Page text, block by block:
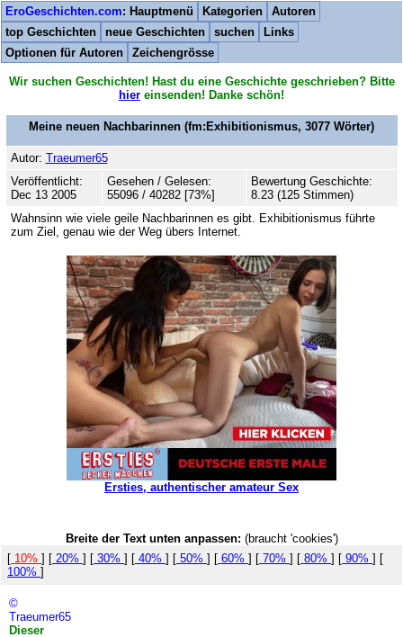
EroGeschichten.com: Hauptmenü Kategorien
Autoren
top Geschichten
neue Geschichten suchen
Links
Optionen für Autoren
Zeichengrösse
Wir suchen Geschichten! Hast du eine Geschichte geschrieben? Bitte
hier einsenden! Danke schön!
Meine neuen Nachbarinnen (fm:Exhibitionismus, 3077 Wörter)
Autor: Traeumer65
Veröffentlicht:
Dec 13 2005
Gesehen / Gelesen:
55096 / 40282 [73%]
Bewertung Geschichte:
8.23 (125 Stimmen)
Wahnsinn wie viele geile Nachbarinnen es gibt. Exhibitionismus führte
zum Ziel, genau wie der Weg übers Internet.
Ersties, authentischer amateur Sex
Breite der Text unten anpassen: (braucht 'cookies')
[ 10% ] [ 20% ] [ 30% ] [ 40% ] [ 50% ] [ 60% ] [ 70% ] [ 80% ] [ 90% ] [
100% ]
©
Traeumer65
Dieser